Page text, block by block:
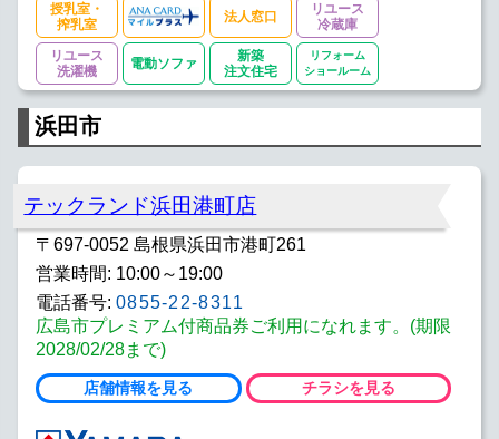
授乳室・
搾乳室
法人窓口
リユース
冷蔵庫
リユース
洗濯機
電動ソファ
新築
注文住宅
リフォーム
ショールーム
浜田市
テックランド浜田港町店
〒697-0052 島根県浜田市港町261
営業時間: 10:00～19:00
電話番号: 0855-22-8311
広島市プレミアム付商品券ご利用になれます。(期限
2028/02/28まで)
店舗情報を見る チラシを見る